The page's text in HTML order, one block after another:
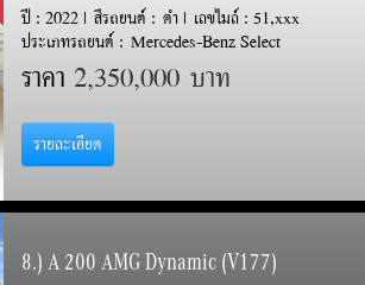
ปี : 2022 | สีรถยนต์ : ดำ | เลขไมล์ : 51,xxx
ประเภทรถยนต์ : Mercedes-Benz Select
ราคา2,350,000 บาท
รายละเอียด
8.) A 200 AMG Dynamic (V177)